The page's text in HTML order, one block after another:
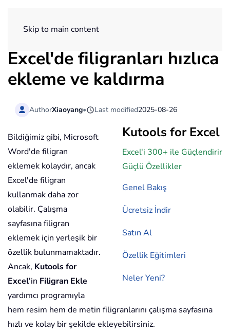
Skip to main content
Excel'de filigranları hızlıca
ekleme ve kaldırma
AuthorXiaoyang• Last modified2025-08-26
Kutools for Excel
Excel'i 300+ ile Güçlendirir
Güçlü Özellikler
Genel Bakış
Ücretsiz İndir
Satın Al
Özellik Eğitimleri
Neler Yeni?
Bildiğimiz gibi, Microsoft
Word'de filigran
eklemek kolaydır, ancak
Excel'de filigran
kullanmak daha zor
olabilir. Çalışma
sayfasına filigran
eklemek için yerleşik bir
özellik bulunmamaktadır.
Ancak, Kutools for
Excel'in Filigran Ekle
yardımcı programıyla
hem resim hem de metin filigranlarını çalışma sayfasına
hızlı ve kolay bir şekilde ekleyebilirsiniz.